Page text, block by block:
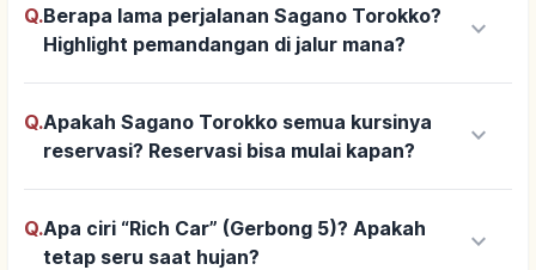
Q.Berapa lama perjalanan Sagano Torokko?
Highlight pemandangan di jalur mana?
keyboard_arrow_down
Q.Apakah Sagano Torokko semua kursinya
reservasi? Reservasi bisa mulai kapan?
keyboard_arrow_down
Q.Apa ciri “Rich Car” (Gerbong 5)? Apakah
tetap seru saat hujan?
keyboard_arrow_down